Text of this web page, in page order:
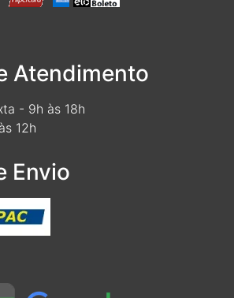
Atendimento
- 9h às 18h
12h
Envio